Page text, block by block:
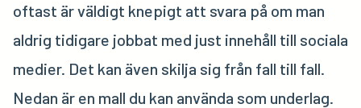
oftast är väldigt knepigt att svara på om man
aldrig tidigare jobbat med just innehåll till sociala
medier. Det kan även skilja sig från fall till fall.
Nedan är en mall du kan använda som underlag.